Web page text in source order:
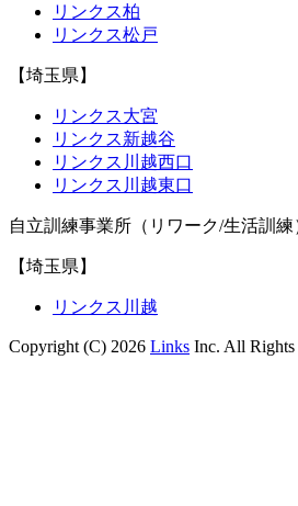
リンクス柏
リンクス松戸
【埼玉県】
リンクス大宮
リンクス新越谷
リンクス川越西口
リンクス川越東口
自立訓練事業所（リワーク/生活訓練
【埼玉県】
リンクス川越
Copyright (C) 2026 Links Inc. All Rights